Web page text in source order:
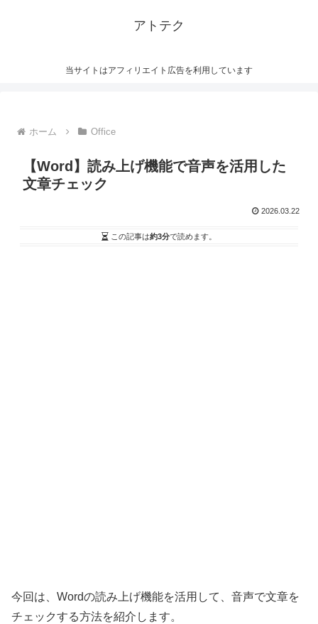
アトテク
当サイトはアフィリエイト広告を利用しています
ホーム Office
【Word】読み上げ機能で音声を活用した
文章チェック
2026.03.22
この記事は約3分で読めます。
今回は、Wordの読み上げ機能を活用して、音声で文章を
チェックする方法を紹介します。